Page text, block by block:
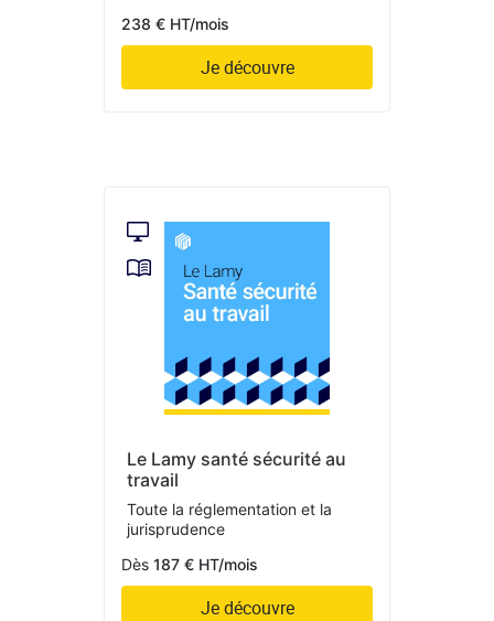
238 € HT/mois
Je découvre
Le Lamy santé sécurité au
travail
Toute la réglementation et la
jurisprudence
Dès 187 € HT/mois
Je découvre